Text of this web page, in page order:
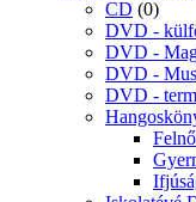
CD (0)
DVD -
DVD -
DVD -
DVD -